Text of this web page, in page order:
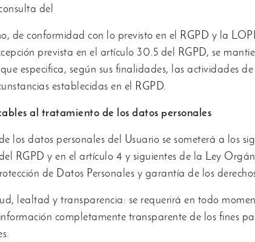
del
, de conformidad con lo previsto en el RGPD y la
prevista en el artículo 30.5 del RGPD, se
especifica, según sus finalidades, las actividades
establecidas en el RGPD.
al tratamiento de los datos personales
los datos personales del Usuario se someterá a los
RGPD y en el artículo 4 y siguientes de la Ley
de Datos Personales y garantía de los
, lealtad y transparencia: se requerirá en todo
completamente transparente de los fines
.